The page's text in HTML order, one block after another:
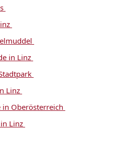
in Linz
Linz
in Oberösterreich
Linz